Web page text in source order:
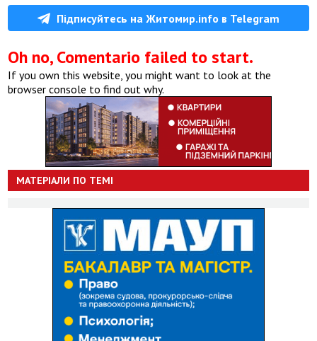
Підписуйтесь на Житомир.info в Telegram
Oh no, Comentario failed to start.
If you own this website, you might want to look at the
browser console to find out why.
МАТЕРІАЛИ ПО ТЕМІ